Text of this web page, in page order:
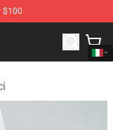
$100
Store